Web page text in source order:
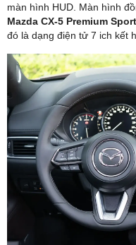
màn hình HUD. Màn hình
Mazda CX-5 Premium Sport
đó là dạng điện tử 7 ich kết